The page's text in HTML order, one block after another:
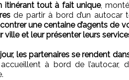
itinérant tout à fait unique,
de partir à bord d’un
une centaine d’agents de
ville et leur présenter leurs
les partenaires se rendent
à bord de l’autocar,